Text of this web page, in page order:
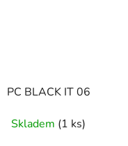
PC BLACK IT 06
Skladem (1 ks)